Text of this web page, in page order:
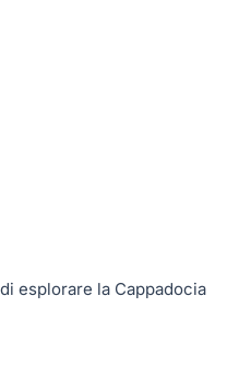
esplorare la Cappadocia